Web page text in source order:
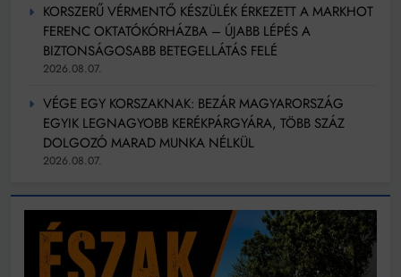
KORSZERŰ VÉRMENTŐ KÉSZÜLÉK ÉRKEZETT A MARKHOT
FERENC OKTATÓKÓRHÁZBA – ÚJABB LÉPÉS A
BIZTONSÁGOSABB BETEGELLÁTÁS FELÉ
2026.08.07.
VÉGE EGY KORSZAKNAK: BEZÁR MAGYARORSZÁG
EGYIK LEGNAGYOBB KERÉKPÁRGYÁRA, TÖBB SZÁZ
DOLGOZÓ MARAD MUNKA NÉLKÜL
2026.08.07.